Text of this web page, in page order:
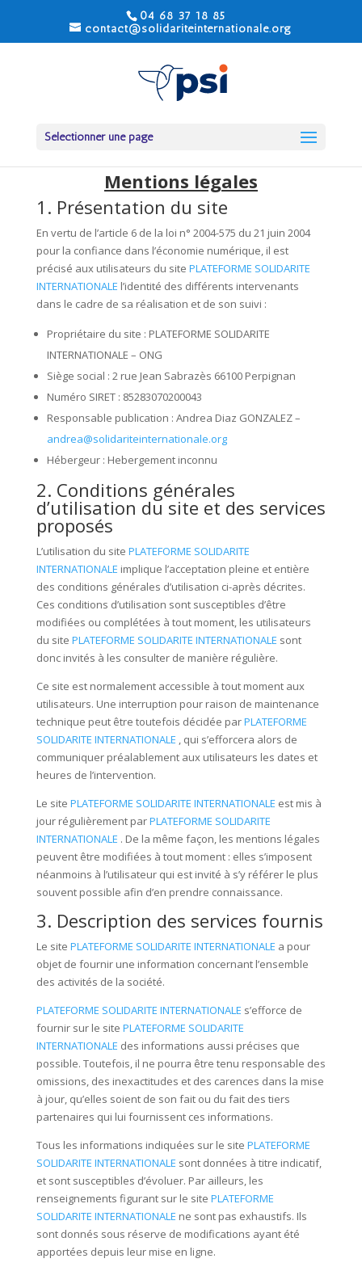
04 68 37 18 85
contact@solidariteinternationale.org
Sélectionner une page
Mentions légales
1. Présentation du site
En vertu de l’article 6 de la loi n° 2004-575 du 21 juin 2004
pour la confiance dans l’économie numérique, il est
précisé aux utilisateurs du site PLATEFORME SOLIDARITE
INTERNATIONALE l’identité des différents intervenants
dans le cadre de sa réalisation et de son suivi :
Propriétaire du site : PLATEFORME SOLIDARITE
INTERNATIONALE – ONG
Siège social : 2 rue Jean Sabrazès 66100 Perpignan
Numéro SIRET : 85283070200043
Responsable publication : Andrea Diaz GONZALEZ –
andrea@solidariteinternationale.org
Hébergeur : Hebergement inconnu
2. Conditions générales
d’utilisation du site et des services
proposés
L’utilisation du site PLATEFORME SOLIDARITE
INTERNATIONALE implique l’acceptation pleine et entière
des conditions générales d’utilisation ci-après décrites.
Ces conditions d’utilisation sont susceptibles d’être
modifiées ou complétées à tout moment, les utilisateurs
du site PLATEFORME SOLIDARITE INTERNATIONALE sont
donc invités à les consulter de manière régulière.
Ce site est normalement accessible à tout moment aux
utilisateurs. Une interruption pour raison de maintenance
technique peut être toutefois décidée parPLATEFORME
SOLIDARITE INTERNATIONALE , qui s’efforcera alors de
communiquer préalablement aux utilisateurs les dates et
heures de l’intervention.
Le site PLATEFORME SOLIDARITE INTERNATIONALE est mis à
jour régulièrement parPLATEFORME SOLIDARITE
INTERNATIONALE . De la même façon, les mentions légales
peuvent être modifiées à tout moment : elles s’imposent
néanmoins à l’utilisateur qui est invité à s’y référer le plus
souvent possible afin d’en prendre connaissance.
3. Description des services fournis
Le site PLATEFORME SOLIDARITE INTERNATIONALE a pour
objet de fournir une information concernant l’ensemble
des activités de la société.
PLATEFORME SOLIDARITE INTERNATIONALE s’efforce de
fournir sur le site PLATEFORME SOLIDARITE
INTERNATIONALE des informations aussi précises que
possible. Toutefois, il ne pourra être tenu responsable des
omissions, des inexactitudes et des carences dans la mise
à jour, qu’elles soient de son fait ou du fait des tiers
partenaires qui lui fournissent ces informations.
Tous les informations indiquées sur le site PLATEFORME
SOLIDARITE INTERNATIONALE sont données à titre indicatif,
et sont susceptibles d’évoluer. Par ailleurs, les
renseignements figurant sur le site PLATEFORME
SOLIDARITE INTERNATIONALE ne sont pas exhaustifs. Ils
sont donnés sous réserve de modifications ayant été
apportées depuis leur mise en ligne.